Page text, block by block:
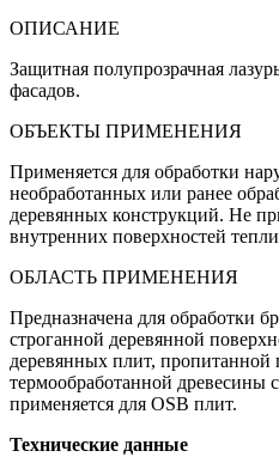
ОПИСАНИЕ
Защитная полупрозрачная
фасадов.
ОБЪЕКТЫ ПРИМЕНЕНИЯ
Применяется для обработки
необработанных или ранее
деревянных конструкций. Не
внутренних поверхностей
ОБЛАСТЬ ПРИМЕНЕНИЯ
Предназначена для обработки
строганной деревянной
деревянных плит, пропитанной
термообработанной древесины
применяется для OSB плит.
Технические данные